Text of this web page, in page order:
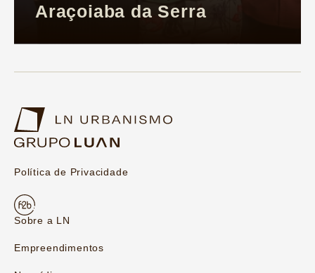
Araçoiaba da Serra
Política de Privacidade
Sobre a LN
Empreendimentos